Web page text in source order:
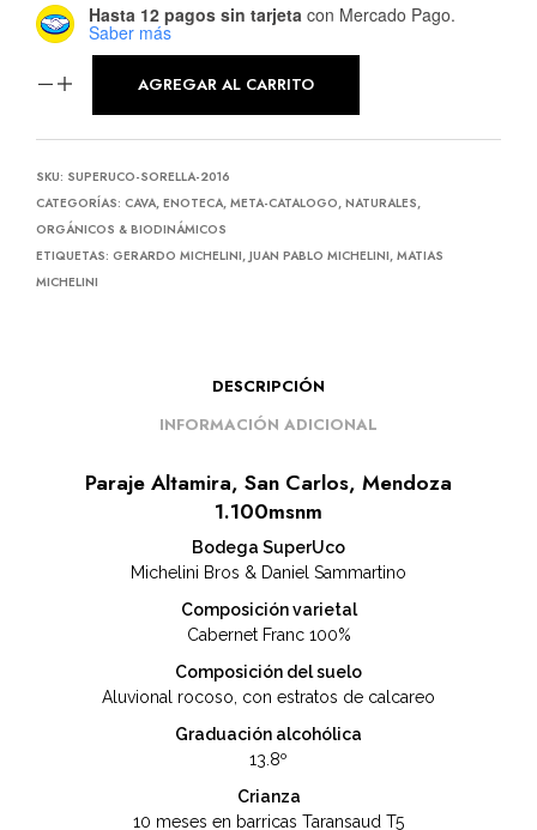
Hasta 12 pagos sin tarjeta con Mercado Pago.
Saber más
AGREGAR AL CARRITO
SKU: SUPERUCO-SORELLA-2016
CATEGORÍAS: CAVA, ENOTECA, META-CATALOGO, NATURALES,
ORGÁNICOS & BIODINÁMICOS
ETIQUETAS: GERARDO MICHELINI, JUAN PABLO MICHELINI, MATIAS
MICHELINI
DESCRIPCIÓN
INFORMACIÓN ADICIONAL
Paraje Altamira, San Carlos, Mendoza
1.100msnm
Bodega SuperUco
Michelini Bros & Daniel Sammartino
Composición varietal
Cabernet Franc 100%
Composición del suelo
Aluvional rocoso, con estratos de calcareo
Graduación alcohólica
13.8º
Crianza
10 meses en barricas Taransaud T5